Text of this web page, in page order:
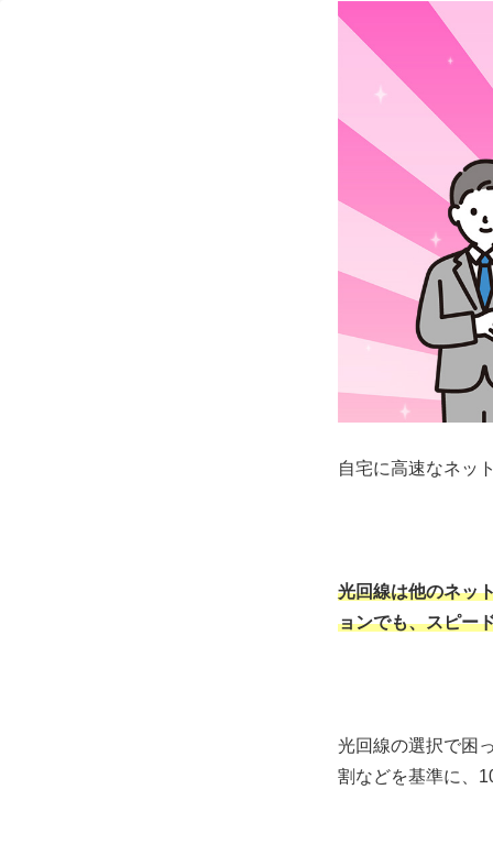
自宅に高速なネッ
光回線は他のネッ
ョンでも、スピー
光回線の選択で困
割などを基準に、